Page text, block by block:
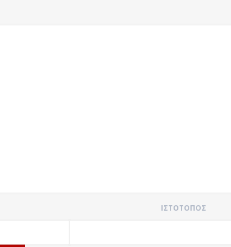
ΙΣΤΌΤΟΠΟΣ